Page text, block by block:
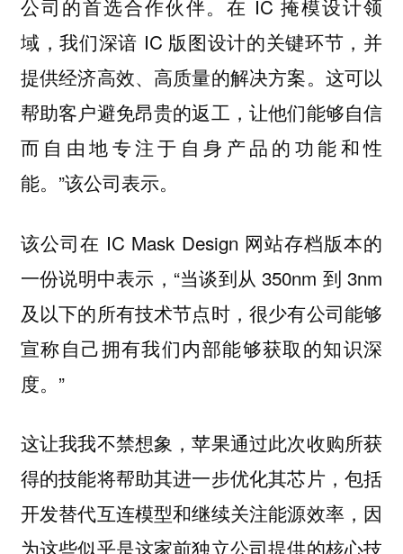
公司的首选合作伙伴。在 IC 掩模设计领
域，我们深谙 IC 版图设计的关键环节，并
提供经济高效、高质量的解决方案。这可以
帮助客户避免昂贵的返工，让他们能够自信
而自由地专注于自身产品的功能和性
能。”该公司表示。
该公司在 IC Mask Design 网站存档版本的
一份说明中表示，“当谈到从 350nm 到 3nm
及以下的所有技术节点时，很少有公司能够
宣称自己拥有我们内部能够获取的知识深
度。”
这让我我不禁想象，苹果通过此次收购所获
得的技能将帮助其进一步优化其芯片，包括
开发替代互连模型和继续关注能源效率，因
为这些似乎是这家前独立公司提供的核心技